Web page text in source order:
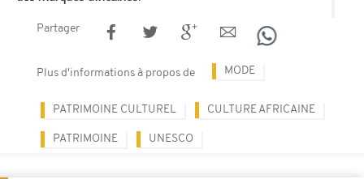
Partager
Plus d'informations à propos de MODE
PATRIMOINE CULTUREL CULTURE AFRICAINE
PATRIMOINE UNESCO